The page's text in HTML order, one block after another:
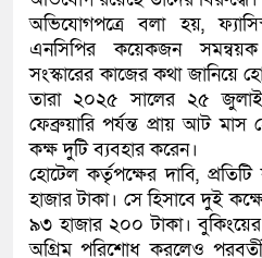
অভিযোগপত্রে বলা হয়,
এনসিপির কয়েকজন
সংস্কারের কাজের কথা জানিয়ে
তারা ২০২৫ সালের ২৫
ফেব্রুয়ারি পর্যন্ত প্রায় আট
কক্ষ দুটি ব্যবহার করেন।
হোটেল কর্তৃপক্ষের দাবি,
হাজার টাকা। সে হিসাবে দুই
৯৩ হাজার ২০০ টাকা।
অগ্রিম পরিশোধ করলেও